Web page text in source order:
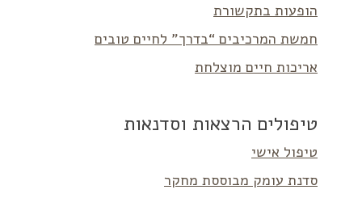
הופעות בתקשורת
חמשת המרכיבים “בדרך” לחיים טובים
אריכות חיים מוצלחת
טיפולים הרצאות וסדנאות
טיפול אישי
סדנת עומק מבוססת מחקר